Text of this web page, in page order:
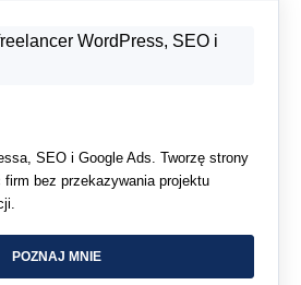
SEO i Google Ads. Tworzę strony
bez przekazywania projektu
POZNAJ MNIE